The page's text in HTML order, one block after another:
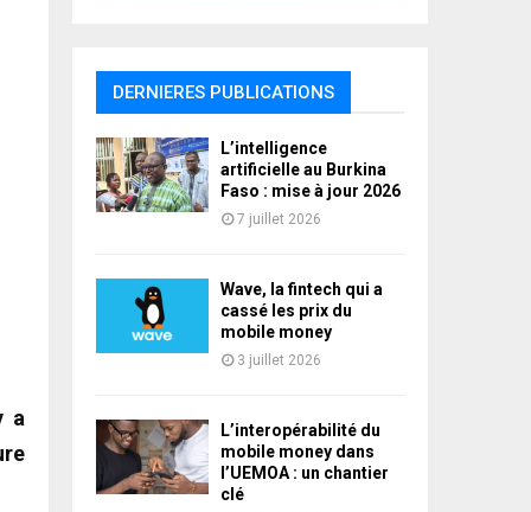
a
DERNIERES PUBLICATIONS
L’intelligence
artificielle au Burkina
Faso : mise à jour 2026
7 juillet 2026
Wave, la fintech qui a
cassé les prix du
mobile money
3 juillet 2026
L’interopérabilité du
mobile money dans
l’UEMOA : un chantier
clé